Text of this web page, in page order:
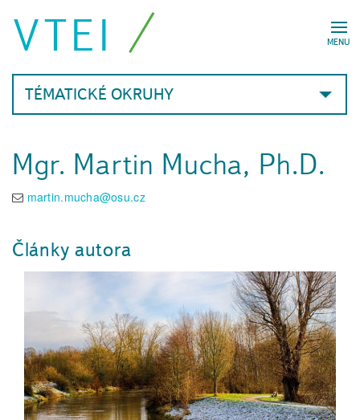
MENU
VTEI
TÉMATICKÉ OKRUHY
Mgr. Martin Mucha, Ph.D.
martin.mucha@osu.cz
Články autora